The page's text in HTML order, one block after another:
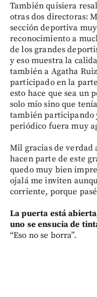
También quisiera
otras dos directoras:
sección deportiva
reconocimiento a
de los grandes
y eso muestra la
también a Agatha
participado en la
esto hace que sea un
solo mío sino que
también participando
periódico fuera muy
Mil gracias de verdad
hacen parte de este
quedo muy bien
ojalá me inviten
corriente, porque
La puerta está
uno se ensucia de
“Eso no se borra”.